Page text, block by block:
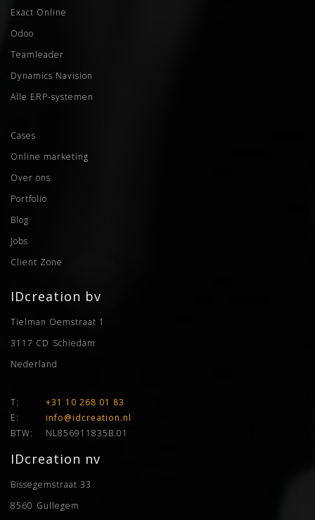
Exact Online
Odoo
Teamleader
Dynamics Navision
Alle ERP-systemen
Cases
Online marketing
Over ons
Portfolio
Blog
Jobs
Client Zone
IDcreation bv
Tielman Oemstraat 1
3117 CD Schiedam
Nederland
T:
+31 10 268 01 83
E:
info@idcreation.nl
BTW:
NL856911835B.01
IDcreation nv
Bissegemstraat 33
8560 Gullegem